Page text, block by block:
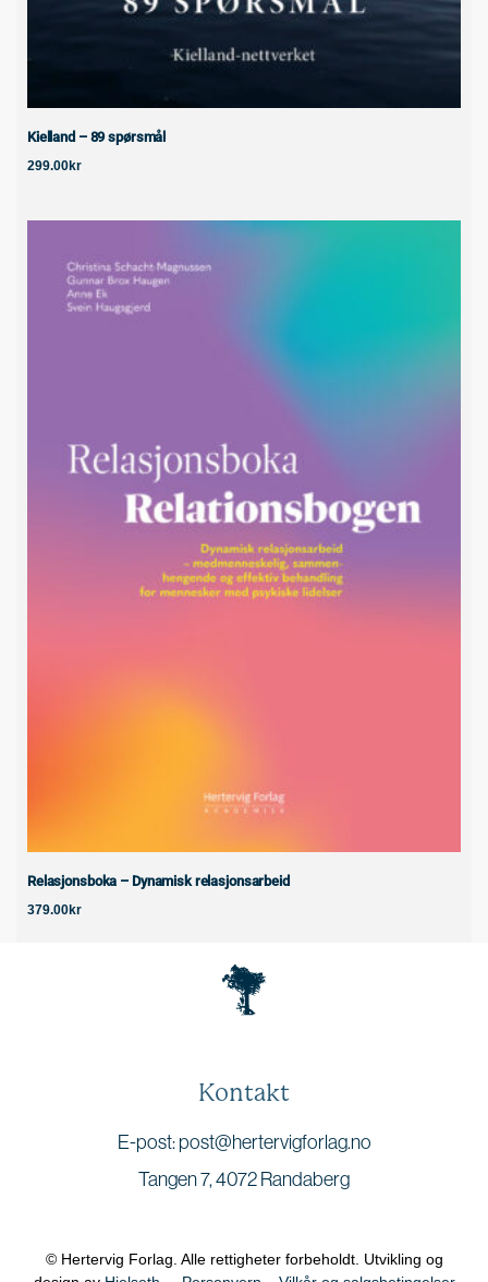
Kielland – 89 spørsmål
299.00kr
Relasjonsboka – Dynamisk relasjonsarbeid
379.00kr
Kontakt
E-post: post@hertervigforlag.no
Tangen 7, 4072 Randaberg
© Hertervig Forlag. Alle rettigheter forbeholdt. Utvikling og